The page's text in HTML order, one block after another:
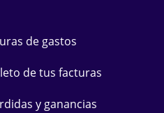
de gastos
de tus facturas
y ganancias